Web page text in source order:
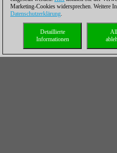
Marketing-Cookies widersprechen. Weitere
Datenschutzerklärung.
Detaillierte
Informationen